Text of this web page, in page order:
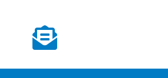
